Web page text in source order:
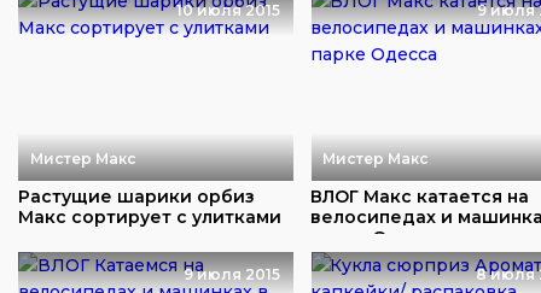
10 июля 2015
Мистер Макс
Растущие шарики орбиз
Макс сортирует с улитками
9 июля
Мистер Макс
ВЛОГ Макс катается на
велосипедах и
парке Одесса
9 июля 2015 8 июля